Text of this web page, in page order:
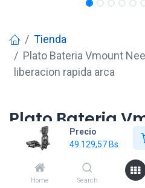
Precio
49.129,57Bs
Home Search
Tienda
Plato Bateria Vmount
liberacion rapida arca
Plato Bateria
PS015 Pro con
rapida arca